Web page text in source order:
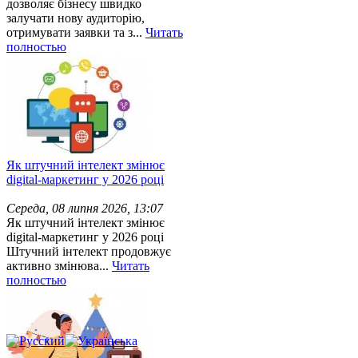
дозволяє бізнесу швидко
залучати нову аудиторію,
отримувати заявки та з... Читать
полностью
Як штучний інтелект змінює
digital-маркетинг у 2026 році
Середа, 08 липня 2026, 13:07
Як штучний інтелект змінює
digital-маркетинг у 2026 році
Штучний інтелект продовжує
активно змінюва... Читать
полностью